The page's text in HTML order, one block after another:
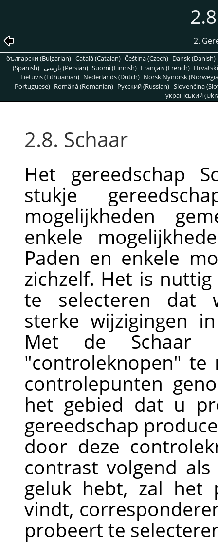
2.
български (Bulgarian) Català (Catalan) Čeština (Czech) Dansk (Danish)
(Spanish)
پارسی (Persian) Suomi (Finnish) Français (French)
Lietuvis (Lithuanian) Nederlands (Dutch) Norsk Nynorsk
Portuguese) Română (Romanian) Pусский (Russian) Slovenčina
український
2.8. Schaar
Het gereedschap
stukje
mogelijkheden
enkele
Paden en enkele
zichzelf. Het is
te selecteren dat
sterke wijzigingen
Met de
"controleknopen" te
controlepunten
het gebied dat u
gereedschap
door deze
contrast volgend
geluk hebt, zal het
vindt,
probeert te